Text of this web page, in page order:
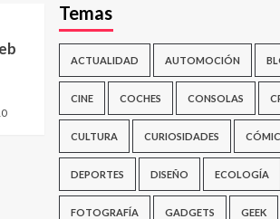
Temas
ACTUALIDAD AUTOMOCIÓN
CINE COCHES CONSOLAS
CULTURA CURIOSIDADES
DEPORTES DISEÑO ECOLOGÍA
FOTOGRAFÍA GADGETS GEEK